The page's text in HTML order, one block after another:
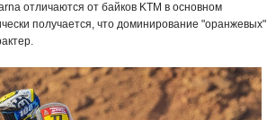
отличаются от байков KTM в основном
получается, что доминирование "оранжевых"